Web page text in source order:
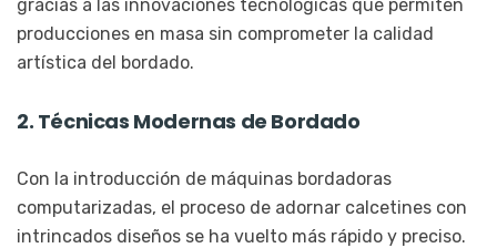
gracias a las innovaciones tecnológicas que permiten
producciones en masa sin comprometer la calidad
artística del bordado.
2. Técnicas Modernas de Bordado
Con la introducción de máquinas bordadoras
computarizadas, el proceso de adornar calcetines con
intrincados diseños se ha vuelto más rápido y preciso.